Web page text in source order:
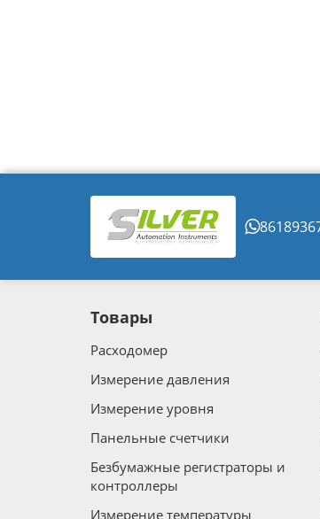
Товары
Расходомер
Измерение давления
Измерение уровня
Панельные счетчики
Безбумажные регистраторы и
контроллеры
Измерение температуры